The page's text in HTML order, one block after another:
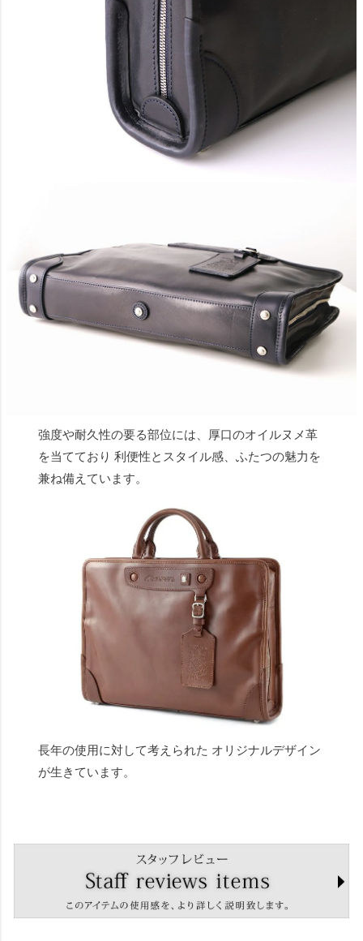
強度や耐久性の要る部位には、厚口のオイルヌメ革
を当てており 利便性とスタイル感、ふたつの魅力を
兼ね備えています。
長年の使用に対して考えられた オリジナルデザイン
が生きています。